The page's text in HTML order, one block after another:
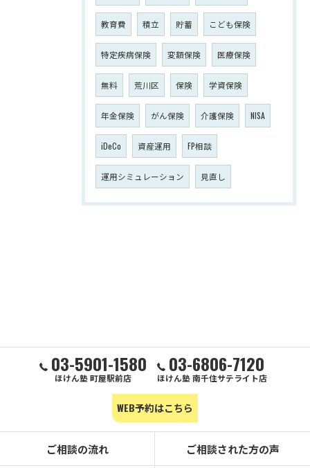
教育費 積立 貯蓄 こども保険
特定疾病保険 変額保険 医療保険
無料 荒川区 保険 学資保険
年金保険 がん保険 介護保険 NISA
iDeCo 資産運用 FP相談
運用シミュレーション 見直し
03-5901-1580
ほけん塾 町屋駅前店
03-6806-7120
ほけん塾 南千住サテライト店
WEB予約はこちら
ご相談の流れ ご相談された方の声